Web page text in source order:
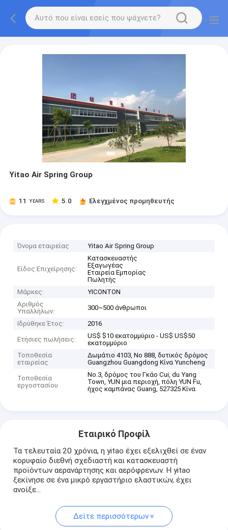
Yitao Air Spring Group
11 YEARS 5.0 Ελεγχμένος προμηθευτής
Όνομα εταιρείας Yitao Air Spring Group
Είδος Επιχείρησης:
Κατασκευαστής
Εξαγωγέας
Εταιρεία Εμπορίας
Πωλητής
Μάρκες:
YICONTON
Αριθμός
Υπαλλήλων:
300~500 άνθρωποι
Ιδρύθηκε Έτος: 2016
Ετήσιες πωλήσεις:
US$ $10 εκατομμύριο - US$ US$50
εκατομμύριο
Τοποθεσία
εταιρείας
Δωμάτιο 4103, Νο 888, δυτικός δρόμος
Guangzhou Guangdong Κίνα Yuncheng
Τοποθεσία
εργοστασίου
No.3, δρόμος του Γκάο Cui, du Yang
Town, YUN μια περιοχή, πόλη YUN Fu,
ήχος καμπάνας Guang, 527325 Κίνα
Εταιρικό Προφίλ
Τα τελευταία 20 χρόνια, η yitao έχει εξελιχθεί σε έναν
κορυφαίο διεθνή σχεδιαστή και κατασκευαστή
προϊόντων αερανάρτησης και αερόφρενων. Η yitao
ξεκίνησε σε ένα μικρό εργαστήριο ελαστικών, έχει
ανοίξε...
Δείτε περισσότερων